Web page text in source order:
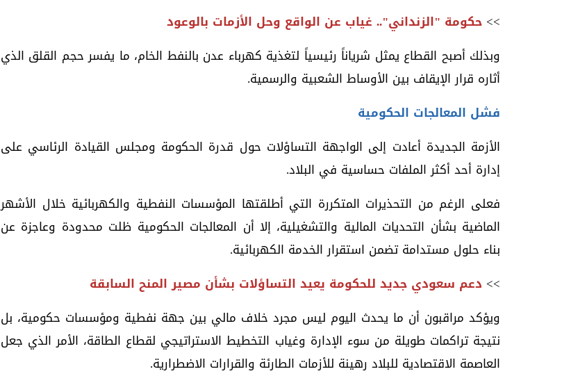
>> حكومة "الزنداني".. غياب عن الواقع وحل الأزمات بالوعود
وبذلك أصبح القطاع يمثل شرياناً رئيسياً لتغذية كهرباء عدن بالنفط الخام، ما يفسر حجم القلق الذي
أثاره قرار الإيقاف بين الأوساط الشعبية والرسمية.
فشل المعالجات الحكومية
الأزمة الجديدة أعادت إلى الواجهة التساؤلات حول قدرة الحكومة ومجلس القيادة الرئاسي على
إدارة أحد أكثر الملفات حساسية في البلاد.
فعلى الرغم من التحذيرات المتكررة التي أطلقتها المؤسسات النفطية والكهربائية خلال الأشهر
الماضية بشأن التحديات المالية والتشغيلية، إلا أن المعالجات الحكومية ظلت محدودة وعاجزة عن
بناء حلول مستدامة تضمن استقرار الخدمة الكهربائية.
>> دعم سعودي جديد للحكومة يعيد التساؤلات بشأن مصير المنح السابقة
ويؤكد مراقبون أن ما يحدث اليوم ليس مجرد خلاف مالي بين جهة نفطية ومؤسسات حكومية، بل
نتيجة تراكمات طويلة من سوء الإدارة وغياب التخطيط الاستراتيجي لقطاع الطاقة، الأمر الذي جعل
العاصمة الاقتصادية للبلاد رهينة للأزمات الطارئة والقرارات الاضطرارية.